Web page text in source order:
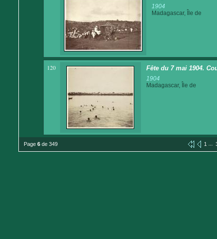
1904
Madagascar, Île de
120 Fête du 7 mai 1904.
1904
Madagascar, Île de
Page 6 de 349 1 ...